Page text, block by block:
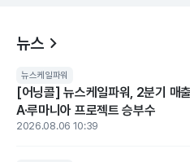
뉴스
뉴스케일파워
[어닝콜] 뉴스케일파워, 2분기
A·루마니아 프로젝트 승부수
2026.08.06 10:39